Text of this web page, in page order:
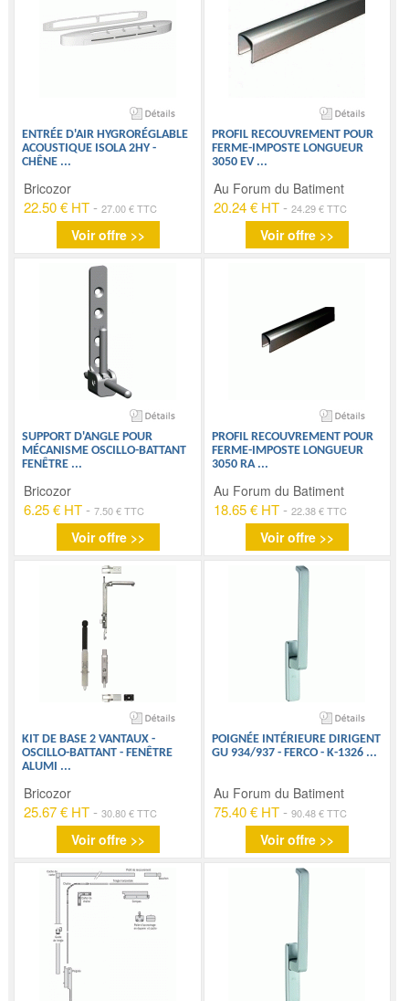
ENTRÉE D'AIR HYGRORÉGLABLE
ACOUSTIQUE ISOLA 2HY -
CHÊNE ...
Bricozor
22.50 € HT -27.00 € TTC
Voir offre >>
PROFIL RECOUVREMENT POUR
FERME-IMPOSTE LONGUEUR
3050 EV ...
Au Forum du Batiment
20.24 € HT- 24.29 € TTC
Voir offre >>
SUPPORT D'ANGLE POUR
MÉCANISME OSCILLO-BATTANT
FENÊTRE ...
Bricozor
6.25 € HT -7.50 € TTC
Voir offre >>
PROFIL RECOUVREMENT POUR
FERME-IMPOSTE LONGUEUR
3050 RA ...
Au Forum du Batiment
18.65 € HT- 22.38 € TTC
Voir offre >>
KIT DE BASE 2 VANTAUX -
OSCILLO-BATTANT - FENÊTRE
ALUMI ...
Bricozor
25.67 € HT -30.80 € TTC
Voir offre >>
POIGNÉE INTÉRIEURE DIRIGENT
GU 934/937 - FERCO - K-1326 ...
Au Forum du Batiment
75.40 € HT- 90.48 € TTC
Voir offre >>